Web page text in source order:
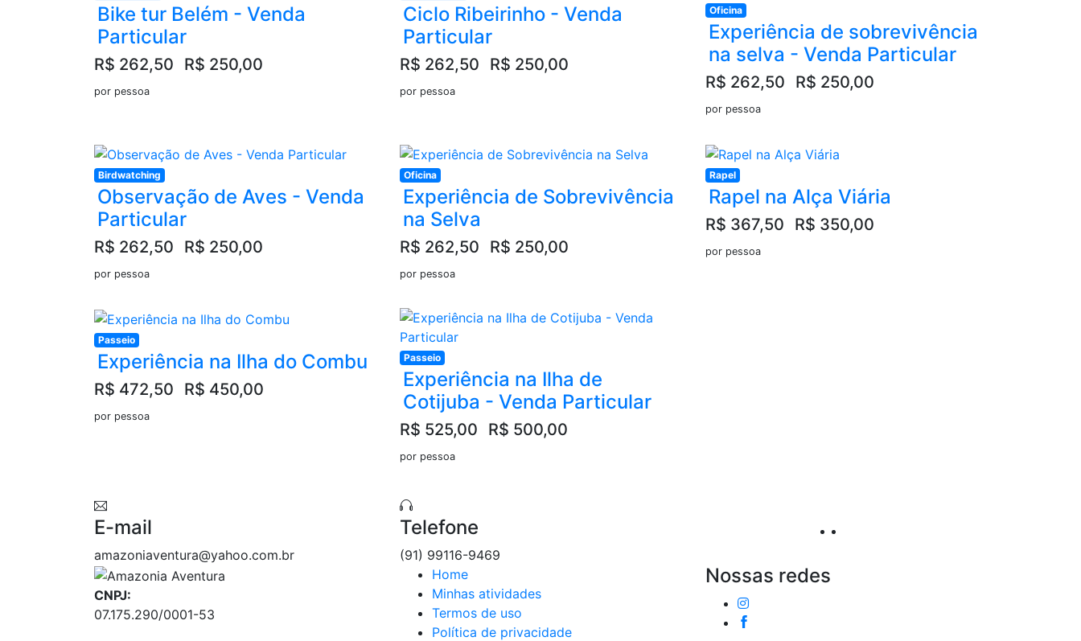
Bike tur Belém - Venda
Particular
R$ 262,50 R$ 250,00
por pessoa
Ciclo Ribeirinho - Venda
Particular
R$ 262,50 R$ 250,00
por pessoa
Oficina
Experiência de sobrevivência
na selva - Venda Particular
R$ 262,50 R$ 250,00
por pessoa
Birdwatching
Observação de Aves - Venda
Particular
R$ 262,50 R$ 250,00
por pessoa
Oficina
Experiência de Sobrevivência
na Selva
R$ 262,50 R$ 250,00
por pessoa
Rapel
Rapel na Alça Viária
R$ 367,50 R$ 350,00
por pessoa
Passeio
Experiência na Ilha do Combu
R$ 472,50 R$ 450,00
por pessoa
Passeio
Experiência na Ilha de
Cotijuba - Venda Particular
R$ 525,00 R$ 500,00
por pessoa
E-mail
amazoniaventura@yahoo.com.br
Telefone
(91) 99116-9469
CNPJ:
07.175.290/0001-53
Home
Minhas atividades
Termos de uso
Política de privacidade
Nossas redes